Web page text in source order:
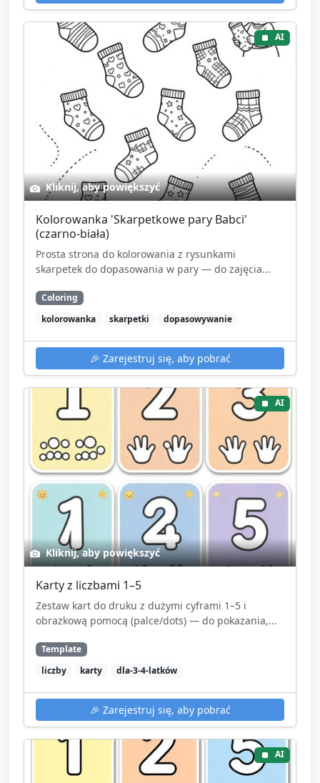
AI
Kliknij, aby powiększyć
Kolorowanka 'Skarpetkowe pary Babci'
(czarno-biała)
Prosta strona do kolorowania z rysunkami
skarpetek do dopasowania w pary — do zajęcia...
Coloring
kolorowanka
skarpetki dopasowywanie
🎉 Zarejestruj się, aby pobrać
AI
Kliknij, aby powiększyć
Karty z liczbami 1–5
Zestaw kart do druku z dużymi cyframi 1–5 i
obrazkową pomocą (palce/dots) — do pokazania,...
Template
liczby
karty dla-3-4-latków
🎉 Zarejestruj się, aby pobrać
AI